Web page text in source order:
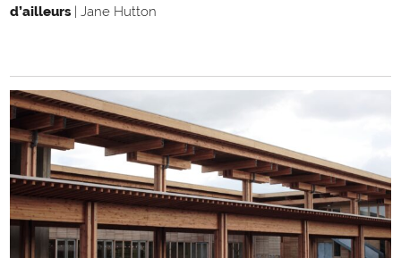
d’ailleurs | Jane Hutton